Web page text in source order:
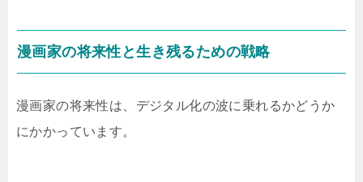
漫画家の将来性と生き残るための戦略
漫画家の将来性は、デジタル化の波に乗れるかどうか
にかかっています。